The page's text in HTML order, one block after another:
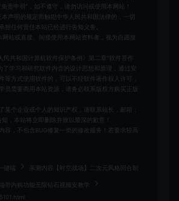
责申明”，如不遵守，请勿访问或使用本网站！
声明的规定而触犯中华人民共和国法律的，一切
担任何责任本站已经进行告知义务。
站或直接、间接使用本网站资料者，视为自愿接
民共和国计算机软件保护条例》第二章"软件菩作
了学习和研究软件内含的设计思想和原理，通过安
等方式使用软件的，可以不经软件著作权人许可，
员需要商用本站资源，请务必联系版权方购买正版
某个企业或个人的知识产权，请联系站长，邮箱：
，本站将立即删除并致以最深的歉意！
容，不包含BUG修复一类的修改服务！若要求较高
键端 亲测内容【时空战场】二次元风格回合制
带内购功能无限钻石视频安教学